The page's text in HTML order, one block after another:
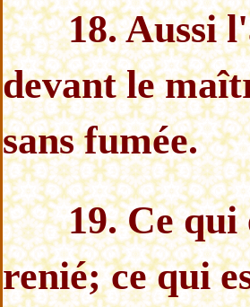
18. Aussi
devant le
sans fumée.
19. Ce
renié; ce qui